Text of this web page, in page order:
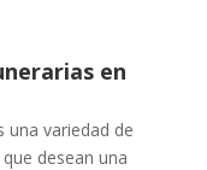
en
una variedad de
desean una